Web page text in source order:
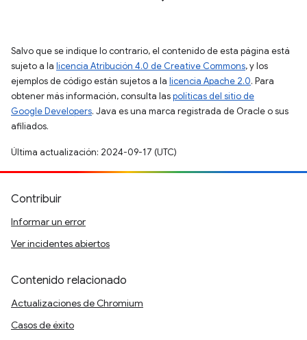
Salvo que se indique lo contrario, el contenido de esta página está
sujeto a la licencia Atribución 4.0 de Creative Commons, y los
ejemplos de código están sujetos a la licencia Apache 2.0. Para
obtener más información, consulta laspolíticas del sitio de
Google Developers. Java es una marca registrada de Oracle o sus
afiliados.
Última actualización: 2024-09-17 (UTC)
Contribuir
Informar un error
Ver incidentes abiertos
Contenido relacionado
Actualizaciones de Chromium
Casos de éxito